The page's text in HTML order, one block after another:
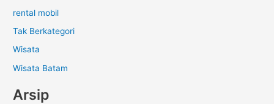
rental mobil
Tak Berkategori
Wisata
Wisata Batam
Arsip